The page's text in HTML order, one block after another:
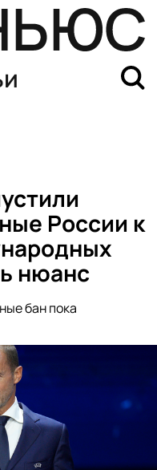
России к
нюанс
бан пока
в матче АПЛ.